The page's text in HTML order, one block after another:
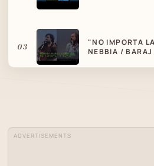
03
"NO IMPORTA
NEBBIA /
ADVERTISEMENTS